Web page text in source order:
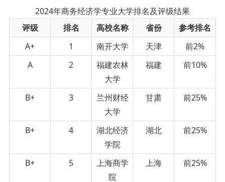
2024年商务经济学专业大学排名及评级结果
评级
排名 高校名称 省份
参考排名
A+
1 南开大学 天津
前2%
A
2
福建农林
大学
福建 前10%
B+ 3
兰州财经
大学
甘肃 前25%
B+ 4
湖北经济
学院
湖北 前25%
B+ 5
上海商学
院
上海 前25%